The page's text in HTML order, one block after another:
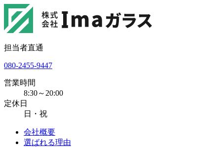
担当者直通
080-2455-9447
営業時間
8:30～20:00
定休日
日・祝
会社概要
選ばれる理由